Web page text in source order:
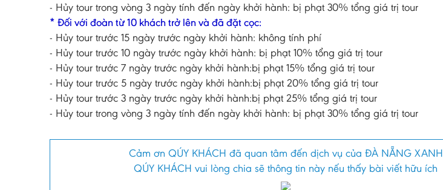
- Hủy tour trong vòng 3 ngày tính đến ngày khởi hành: bị phạt 30% tổng giá trị tour
* Đối với đoàn từ 10 khách trở lên và đã đặt cọc:
- Hủy tour trước 15 ngày trước ngày khởi hành: không tính phí
- Hủy tour trước 10 ngày trước ngày khởi hành: bị phạt 10% tổng giá trị tour
- Hủy tour trước 7 ngày trước ngày khởi hành:bị phạt 15% tổng giá trị tour
- Hủy tour trước 5 ngày trước ngày khởi hành:bị phạt 20% tổng giá trị tour
- Hủy tour trước 3 ngày trước ngày khởi hành:bị phạt 25% tổng giá trị tour
- Hủy tour trong vòng 3 ngày tính đến ngày khởi hành: bị phạt 30% tổng giá trị tour
Cảm ơn QÚY KHÁCH đã quan tâm đến dịch vụ của ĐÀ NẴNG XANH
QÚY KHÁCH vui lòng chia sẽ thông tin này nếu thấy bài viết hữu ích